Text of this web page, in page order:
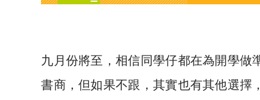
九月份將至 ，相信同學仔都在為開學
書商，但如果不跟，其實也有其他選擇